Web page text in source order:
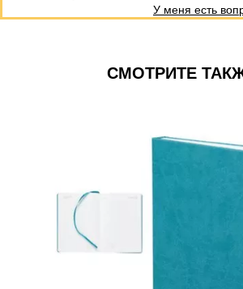
У меня есть
СМОТРИТЕ